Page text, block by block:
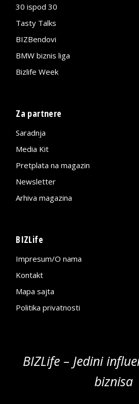
30 ispod 30
Tasty Talks
BIZBendovi
BMW biznis liga
Bizlife Week
Za partnere
Saradnja
Media Kit
Pretplata na magazin
Newsletter
Arhiva magazina
BIZLife
Impresum/O nama
Kontakt
Mapa sajta
Politika privatnosti
BIZLife – Jedini
biznisa